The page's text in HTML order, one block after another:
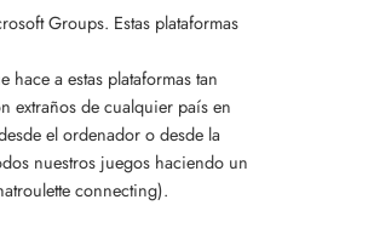
Groups. Estas plataformas
a estas plataformas tan
extraños de cualquier país en
el ordenador o desde la
nuestros juegos haciendo un
connecting).